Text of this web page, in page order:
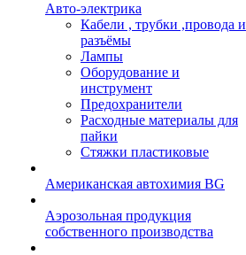
Авто-электрика
Кабели , трубки ,провода и
разъёмы
Лампы
Оборудование и
инструмент
Предохранители
Расходные материалы для
пайки
Стяжки пластиковые
Американская автохимия BG
Аэрозольная продукция
собственного производства